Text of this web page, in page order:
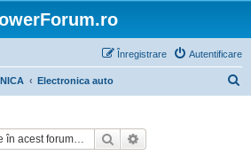
Autentificare
Înregistrare
Electronica auto
Căutare